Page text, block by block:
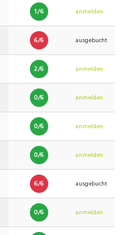
1/6 anmelden
6/6 ausgebucht
2/6 anmelden
0/6 anmelden
0/6 anmelden
0/6 anmelden
6/6 ausgebucht
0/6 anmelden